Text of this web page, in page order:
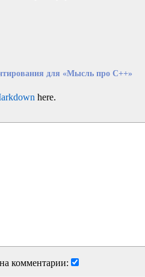
для «Мысль про C++»
here.
комментарии: